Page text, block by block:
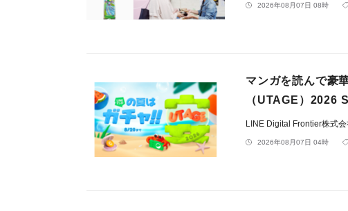
2026年08月07日 08時
マンガを読んで豪
（UTAGE）2026
LINE Digital Frontier株式会
2026年08月07日 04時